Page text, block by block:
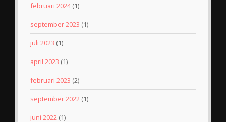
februari 2024(1)
september 2023 (1)
juli 2023 (1)
april 2023 (1)
februari 2023 (2)
september 2022 (1)
juni 2022 (1)